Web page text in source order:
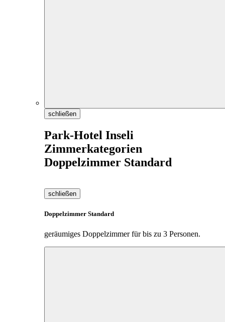
schließen
Park-Hotel Inseli
Zimmerkategorien
Doppelzimmer Standard
schließen
Doppelzimmer Standard
geräumiges Doppelzimmer für bis zu 3 Personen.